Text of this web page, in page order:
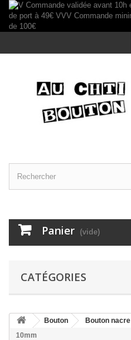
Panier (vide)
CATÉGORIES
Bouton Bouton nacre
10mm